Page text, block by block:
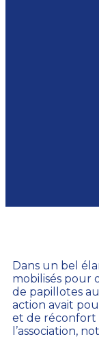
Dans un bel
mobilisés pour
de papillotes
action avait
et de réconfort
l’association,